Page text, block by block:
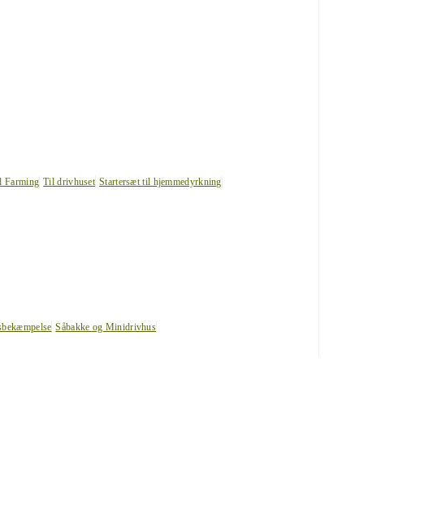
Farming Til drivhuset Startersæt til hjemmedyrkning
Såbakke og Minidrivhus